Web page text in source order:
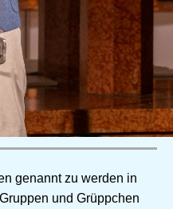
genannt zu werden in
und Grüppchen